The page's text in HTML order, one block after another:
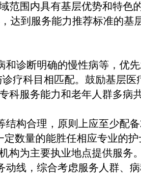
范围内具有基层优势和特色
达到服务能力推荐标准的基
诊断明确的慢性病等，优
疗科目相匹配。鼓励基层医
科服务能力和老年人群多病
构合理，原则上应至少配
数量的能胜任相应专业的
构为主要执业地点提供服务。
线，综合考虑服务人群、